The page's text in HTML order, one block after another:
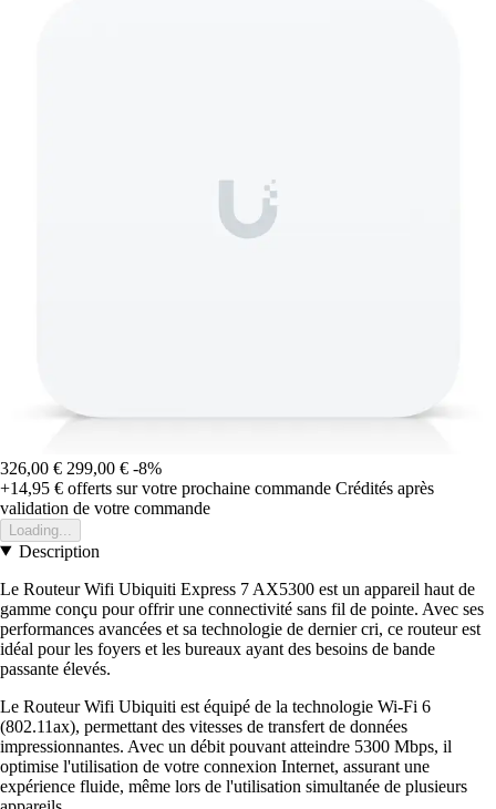
326,00 € 299,00 € -8%
+14,95 € offerts sur votre prochaine commande Crédités après
validation de votre commande
Loading...
Description
Le Routeur Wifi Ubiquiti Express 7 AX5300 est un appareil haut de
gamme conçu pour offrir une connectivité sans fil de pointe. Avec ses
performances avancées et sa technologie de dernier cri, ce routeur est
idéal pour les foyers et les bureaux ayant des besoins de bande
passante élevés.
Le Routeur Wifi Ubiquiti est équipé de la technologie Wi-Fi 6
(802.11ax), permettant des vitesses de transfert de données
impressionnantes. Avec un débit pouvant atteindre 5300 Mbps, il
optimise l'utilisation de votre connexion Internet, assurant une
expérience fluide, même lors de l'utilisation simultanée de plusieurs